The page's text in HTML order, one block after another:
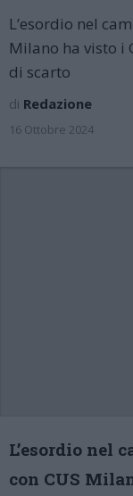
L’esordio nel
Milano ha visto i
di scarto
di Redazione
16 Ottobre 2024
L’esordio nel
con CUS